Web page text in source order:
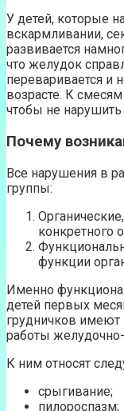
У детей, которые
вскармливании,
развивается
что желудок
переваривается и
возрасте. К
чтобы не
Почему
Все нарушения в
группы:
конкретного
функции
Именно
детей первых
грудничков
работы
К ним относят
срыгивание;
пилороспазм;